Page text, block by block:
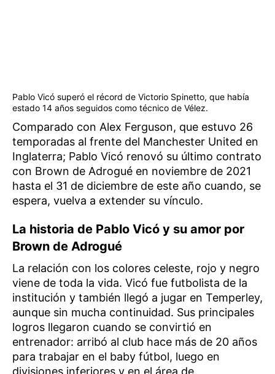
Pablo Vicó superó el récord de Victorio Spinetto, que había
estado 14 años seguidos como técnico de Vélez.
Comparado con Alex Ferguson, que estuvo 26
temporadas al frente del Manchester United en
Inglaterra; Pablo Vicó renovó su último contrato
con Brown de Adrogué en noviembre de 2021
hasta el 31 de diciembre de este año cuando, se
espera, vuelva a extender su vínculo.
La historia de Pablo Vicó y su amor por
Brown de Adrogué
La relación con los colores celeste, rojo y negro
viene de toda la vida. Vicó fue futbolista de la
institución y también llegó a jugar en Temperley,
aunque sin mucha continuidad. Sus principales
logros llegaron cuando se convirtió en
entrenador: arribó al club hace más de 20 años
para trabajar en el baby fútbol, luego en
divisiones inferiores y en el área de